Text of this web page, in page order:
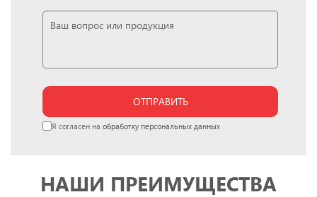
ОТПРАВИТЬ
Я согласен на обработку персональных данных
НАШИ ПРЕИМУЩЕСТВА